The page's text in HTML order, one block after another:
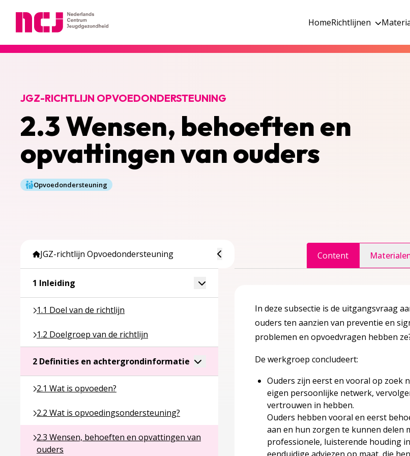
HomeRichtlijnen
2.3 Wensen, behoeften en
opvattingen van ouders
JGZ-RICHTLIJN OPVOEDONDERSTEUNING
Opvoedondersteuning
JGZ-richtlijn Opvoedondersteuning Toggle inhoudsopgave
1 Inleiding Toggle accordion over 1 Inleiding
1.1 Doel van de richtlijn
Ga naar pagina over 1.1 Doel van de richtlijn
1.2 Doelgroep van de richtlijn
Ga naar pagina over 1.2 Doelgroep van de richtlijn
2 Definities en achtergrondinformatie Ga naar pagina over 2 Definities en achtergrondinformatie
Toggle accordion over 2 Definities en
2.1 Wat is opvoeden?
Ga naar pagina over 2.1 Wat is opvoeden?
2.2 Wat is opvoedingsondersteuning?
Ga naar pagina over 2.2 Wat is opvoedingsondersteuning?
2.3 Wensen, behoeften en opvattingen van
ouders
Ga naar pagina over 2.3 Wensen, behoeften en opvattingen van ouders
Content
In deze subsectie is de uitgangsvraag
ouders ten aanzien van preventie en
problemen en opvoedvragen hebben
De werkgroep concludeert:
Ouders zijn eerst en vooral op zoek
eigen persoonlijke netwerk,
vertrouwen in hebben.
Ouders hebben vooral en eerst
aan en hun zorgen te kunnen delen
professionele, luisterende houding